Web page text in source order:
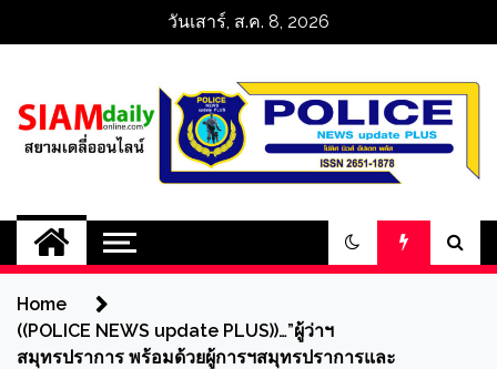
วันเสาร์, ส.ค. 8, 2026
สยามเดลี่ออนไลน์
SiamDailyOnline
Home
((POLICE NEWS update PLUS))…”ผู้ว่าฯ
สมุทรปราการ พร้อมด้วยผู้การฯสมุทรปราการและ